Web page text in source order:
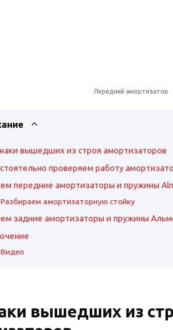
Передний амортизатор
вышедших из строя амортизаторов
проверяем работу
передние амортизаторы и пружины
Разбираем амортизаторную стойку
задние амортизаторы и пружины
Видео
вышедших из